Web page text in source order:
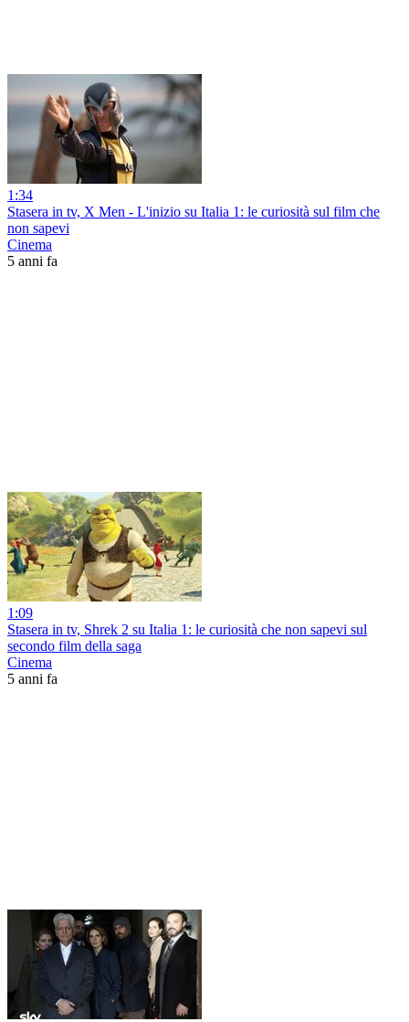
1:34
Stasera in tv, X Men - L'inizio su Italia 1: le curiosità sul film che
non sapevi
Cinema
5 anni fa
1:09
Stasera in tv, Shrek 2 su Italia 1: le curiosità che non sapevi sul
secondo film della saga
Cinema
5 anni fa